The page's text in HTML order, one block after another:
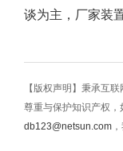
谈为主，厂家装
【版权声明】秉承互
尊重与保护知识产权
db123@netsun.com